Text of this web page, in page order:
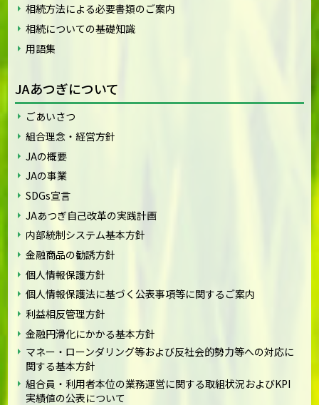
相続方法による必要書類のご案内
相続についての基礎知識
用語集
JAあつぎについて
ごあいさつ
組合理念・経営方針
JAの概要
JAの事業
SDGs宣言
JAあつぎ自己改革の実践計画
内部統制システム基本方針
金融商品の勧誘方針
個人情報保護方針
個人情報保護法に基づく公表事項等に関するご案内
利益相反管理方針
金融円滑化にかかる基本方針
マネー・ローンダリング等および反社会的勢力等への対応に
関する基本方針
組合員・利用者本位の業務運営に関する取組状況およびKPI
実績値の公表について